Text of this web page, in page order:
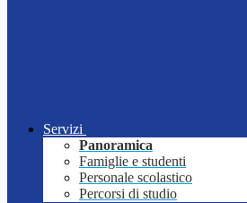
Servizi
Panoramica
Famiglie e studenti
Personale scolastico
Percorsi di studio